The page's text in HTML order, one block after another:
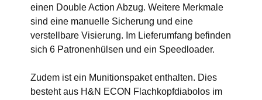
einen Double Action Abzug. Weitere Merkmale
sind eine manuelle Sicherung und eine
verstellbare Visierung. Im Lieferumfang befinden
sich 6 Patronenhülsen und ein Speedloader.
Zudem ist ein Munitionspaket enthalten. Dies
besteht aus H&N ECON Flachkopfdiabolos im